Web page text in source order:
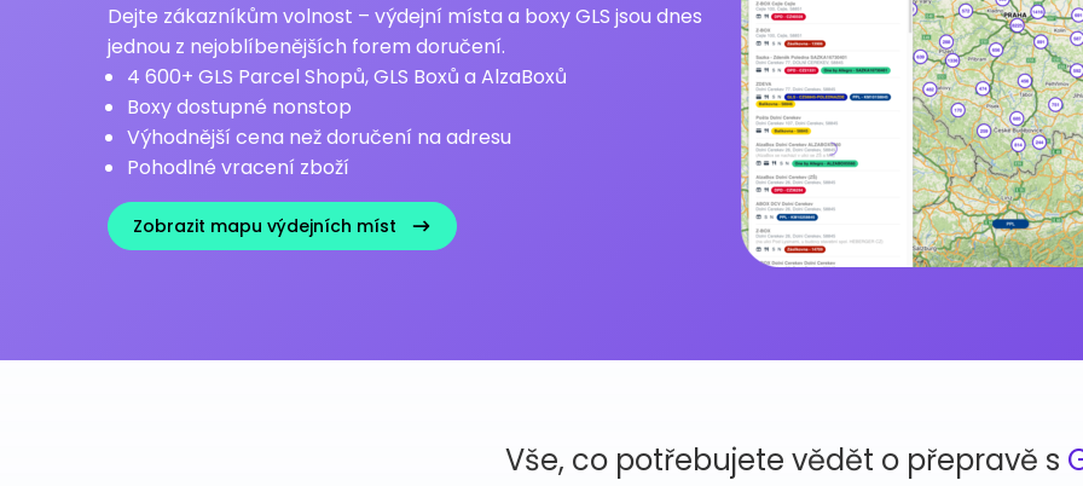
Dejte zákazníkům volnost – výdejní místa a boxy GLS jsou dnes
jednou z nejoblíbenějších forem doručení.
4 600+ GLS Parcel Shopů, GLS Boxů a AlzaBoxů
Boxy dostupné nonstop
Výhodnější cena než doručení na adresu
Pohodlné vracení zboží
Zobrazit mapu výdejních míst
Vše, co potřebujete vědět o přepravě s